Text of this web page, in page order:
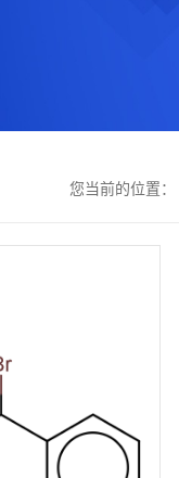
您当前的位置：